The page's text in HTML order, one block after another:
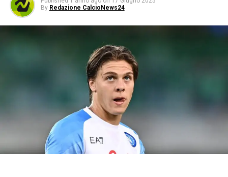
By Redazione CalcioNews24